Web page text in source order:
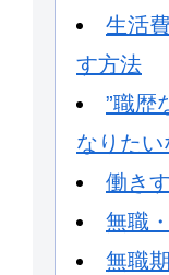
生活
す方法
”職歴
なりたい
働き
無職
無職